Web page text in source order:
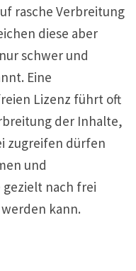
rasche Verbreitung
diese aber
schwer und
Eine
Lizenz führt oft
der Inhalte,
zugreifen dürfen
und
nach frei
kann.